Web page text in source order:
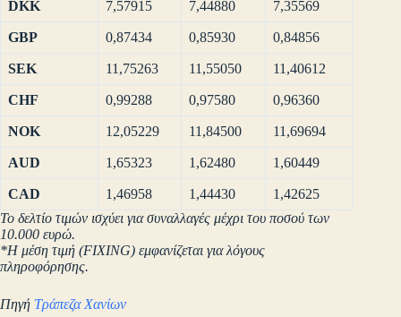
DKK 7,57915 7,44880 7,35569
GBP 0,87434 0,85930 0,84856
SEK 11,75263 11,55050 11,40612
CHF 0,99288 0,97580 0,96360
NOK 12,05229 11,84500 11,69694
AUD 1,65323 1,62480 1,60449
CAD 1,46958 1,44430
1,42625
Το δελτίο τιμών ισχύει για συναλλαγές μέχρι του ποσού των
10.000 ευρώ.
*Η μέση τιμή (FIXING) εμφανίζεται για λόγους
πληροφόρησης.
Πηγή Τράπεζα Χανίων